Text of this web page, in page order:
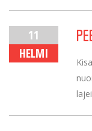
11
HELMI